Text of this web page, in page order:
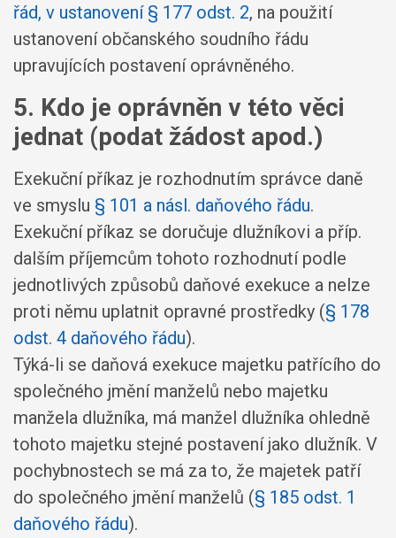
řád, v ustanovení § 177 odst. 2, na použití
ustanovení občanského soudního řádu
upravujících postavení oprávněného.
5. Kdo je oprávněn v této věci
jednat (podat žádost apod.)
Exekuční příkaz je rozhodnutím správce daně
ve smyslu § 101 a násl. daňového řádu.
Exekuční příkaz se doručuje dlužníkovi a příp.
dalším příjemcům tohoto rozhodnutí podle
jednotlivých způsobů daňové exekuce a nelze
proti němu uplatnit opravné prostředky (§ 178
odst. 4 daňového řádu).
Týká-li se daňová exekuce majetku patřícího do
společného jmění manželů nebo majetku
manžela dlužníka, má manžel dlužníka ohledně
tohoto majetku stejné postavení jako dlužník. V
pochybnostech se má za to, že majetek patří
do společného jmění manželů (§ 185 odst. 1
daňového řádu).